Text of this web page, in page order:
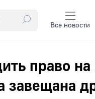
Все новости
право
завещана